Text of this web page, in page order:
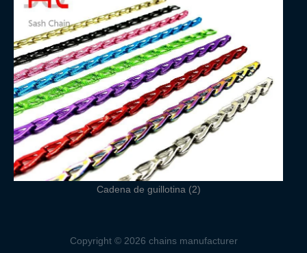
Cadena de guillotina (2)
Copyright © 2026 chains manufacturer